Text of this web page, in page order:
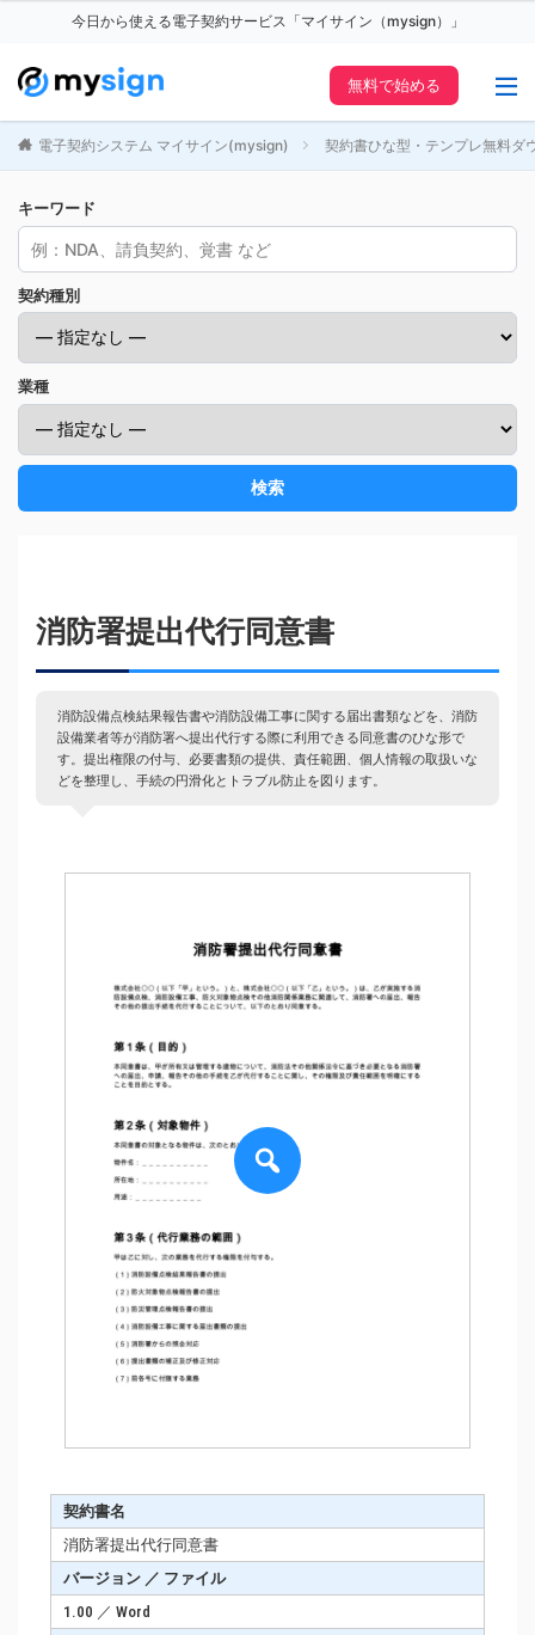
今日から使える電子契約サービス「マイサイン（mysign）」
無料で始める
電子契約システム マイサイン(mysign) 契約書ひな型・テンプレ無料ダ
キーワード
契約種別
業種
検索
消防署提出代行同意書
消防設備点検結果報告書や消防設備工事に関する届出書類などを、消防
設備業者等が消防署へ提出代行する際に利用できる同意書のひな形で
す。提出権限の付与、必要書類の提供、責任範囲、個人情報の取扱いな
どを整理し、手続の円滑化とトラブル防止を図ります。
契約書名
消防署提出代行同意書
バージョン ／ ファイル
1.00 ／ Word